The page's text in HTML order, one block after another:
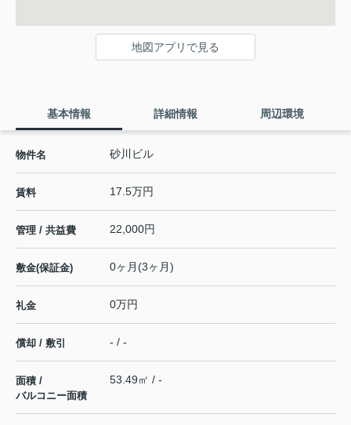
地図アプリで見る
基本情報 詳細情報 周辺環境
物件名 砂川ビル
賃料 17.5万円
管理 / 共益費 22,000円
敷金(保証金) 0ヶ月(3ヶ月)
礼金 0万円
償却 / 敷引 - / -
面積 /
バルコニー面積
53.49㎡ / -